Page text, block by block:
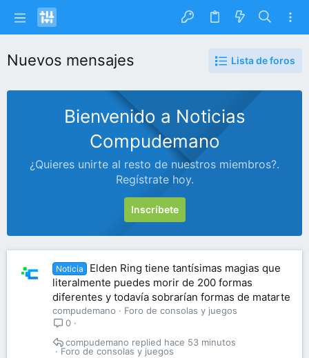
Nuevos mensajes Lista de foros
Bienvenido a Noticias
Compudemano
¿Quieres unirte al resto de nuestros miembros?.
Regístrate hoy.
Inscríbete
Noticia
Elden Ring tiene tantísimas magias que
literalmente puedes morir de 200 formas
diferentes y todavía sobrarían formas de matarte
compudemano
Foro de consolas y juegos
0
Foro de consolas y juegos
hace 53 minutos
compudemano